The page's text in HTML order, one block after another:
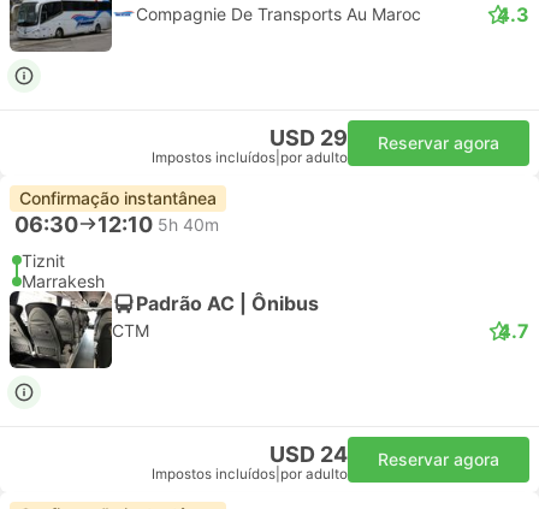
Compagnie De Transports Au Maroc 4.3
USD 29
Impostos incluídos por adulto
Reservar agora
Confirmação instantânea
06:30 12:10 5h 40m
Tiznit
Marrakesh
Padrão AC | Ônibus
CTM 4.7
USD 24
Impostos incluídos por adulto
Reservar agora